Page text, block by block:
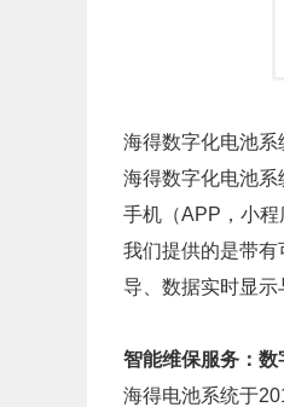
海得数字化电池系
海得数字化电池
手机（APP，小程
我们提供的是带
导、数据实时显示
智能维保服务：
海得电池系统于